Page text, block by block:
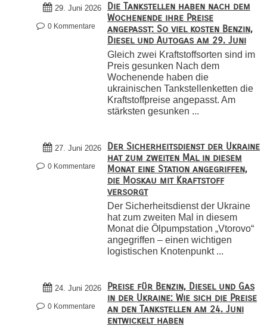
29. Juni 2026
0 Kommentare
Die Tankstellen haben nach dem
Wochenende ihre Preise
angepasst: So viel kosten Benzin,
Diesel und Autogas am 29. Juni
Gleich zwei Kraftstoffsorten sind im
Preis gesunken Nach dem
Wochenende haben die
ukrainischen Tankstellenketten die
Kraftstoffpreise angepasst. Am
stärksten gesunken ...
27. Juni 2026
0 Kommentare
Der Sicherheitsdienst der Ukraine
hat zum zweiten Mal in diesem
Monat eine Station angegriffen,
die Moskau mit Kraftstoff
versorgt
Der Sicherheitsdienst der Ukraine
hat zum zweiten Mal in diesem
Monat die Ölpumpstation „Vtorovo“
angegriffen – einen wichtigen
logistischen Knotenpunkt ...
24. Juni 2026
0 Kommentare
Preise für Benzin, Diesel und Gas
in der Ukraine: Wie sich die Preise
an den Tankstellen am 24. Juni
entwickelt haben